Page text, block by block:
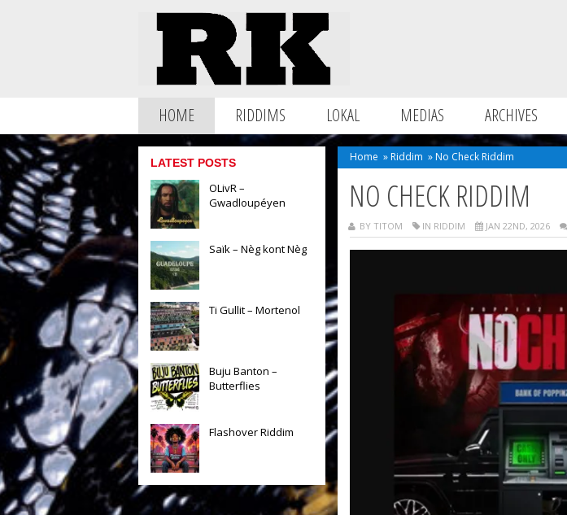
HOME RIDDIMS LOKAL MEDIAS ARCHIVES
LATEST POSTS
OLivR –
Gwadloupéyen
Saïk – Nèg kont Nèg
Ti Gullit – Mortenol
Buju Banton –
Butterflies
Flashover Riddim
Home » Riddim » No Check Riddim
NO CHECK RIDDIM
BY TITOM IN RIDDIM JAN 22ND, 2026